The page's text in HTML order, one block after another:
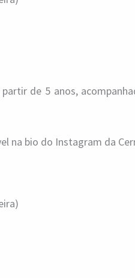
de 5 anos,
na bio do Instagram da